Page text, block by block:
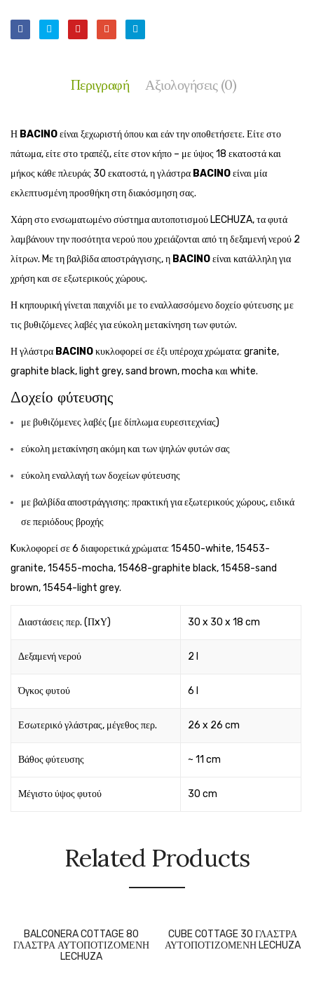
Περιγραφή Αξιολογήσεις (0)
Η BACINOείναι ξεχωριστή όπου και εάν την οποθετήσετε. Είτε στο
πάτωμα, είτε στο τραπέζι, είτε στον κήπο – με ύψος 18 εκατοστά και
μήκος κάθε πλευράς 30 εκατοστά, η γλάστρα BACINOείναι μία
εκλεπτυσμένη προσθήκη στη διακόσμηση σας.
Χάρη στο ενσωματωμένο σύστημα αυτοποτισμού LECHUZA, τα φυτά
λαμβάνουν την ποσότητα νερού που χρειάζονται από τη δεξαμενή νερού 2
λίτρων. Mε τη βαλβίδα αποστράγγισης, η BACINOείναι κατάλληλη για
χρήση και σε εξωτερικούς χώρους.
Η κηπουρική γίνεται παιχνίδι με το εναλλασσόμενο δοχείο φύτευσης με
τις βυθιζόμενες λαβές για εύκολη μετακίνηση των φυτών.
Η γλάστρα BACINOκυκλοφορεί σε έξι υπέροχα χρώματα: granite,
graphite black, light grey, sand brown, mocha και white.
Δοχείο φύτευσης
με βυθιζόμενες λαβές (με δίπλωμα ευρεσιτεχνίας)
εύκολη μετακίνηση ακόμη και των ψηλών φυτών σας
εύκολη εναλλαγή των δοχείων φύτευσης
με βαλβίδα αποστράγγισης: πρακτική για εξωτερικούς χώρους, ειδικά
σε περιόδους βροχής
Kυκλοφορεί σε 6 διαφορετικά χρώματα: 15450-white, 15453-
granite, 15455-mocha, 15468-graphite black, 15458-sand
brown, 15454-light grey.
Διαστάσεις περ. (ΠxΥ) 30 x 30 x 18 cm
Δεξαμενή νερού 2 l
Όγκος φυτού 6 l
Εσωτερικό γλάστρας, μέγεθος περ. 26 x 26 cm
Βάθος φύτευσης ~ 11 cm
Μέγιστο ύψος φυτού 30 cm
Related Products
BALCONERA COTTAGE 80
ΓΛΑΣΤΡΑ ΑΥΤΟΠΟΤΙΖΟΜΕΝΗ
LECHUZA
CUBE COTTAGE 30 ΓΛΑΣΤΡΑ
ΑΥΤΟΠΟΤΙΖΟΜΕΝΗ LECHUZA